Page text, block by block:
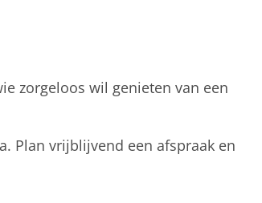
zorgeloos wil genieten van een
Plan vrijblijvend een afspraak en